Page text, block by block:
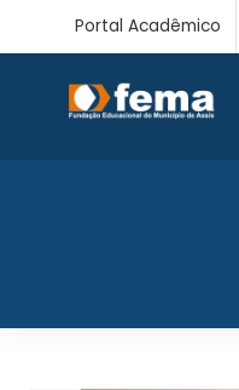
Portal Acadêmico